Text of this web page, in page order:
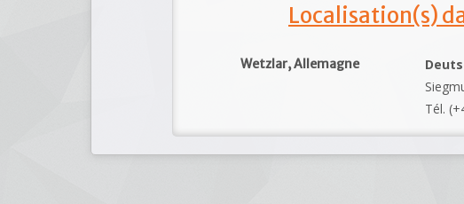
Localisation(s)
Wetzlar, Allemagne
Tél.